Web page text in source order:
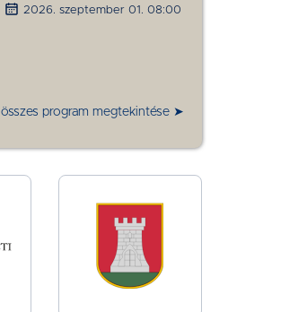
2026. szeptember 01. 08:00
összes program megtekintése ➤